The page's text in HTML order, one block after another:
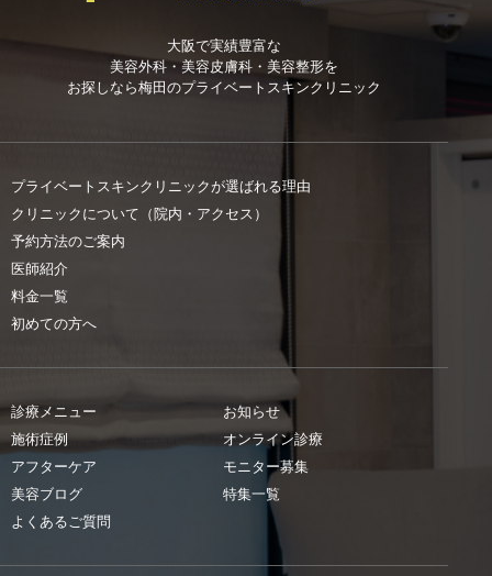
大阪で実績豊富な
美容外科・美容皮膚科・美容整形を
お探しなら梅田のプライベートスキンクリニック
プライベートスキンクリニックが選ばれる理由
クリニックについて（院内・アクセス）
予約方法のご案内
医師紹介
料金一覧
初めての方へ
診療メニュー
施術症例
アフターケア
美容ブログ
よくあるご質問
お知らせ
オンライン診療
モニター募集
特集一覧